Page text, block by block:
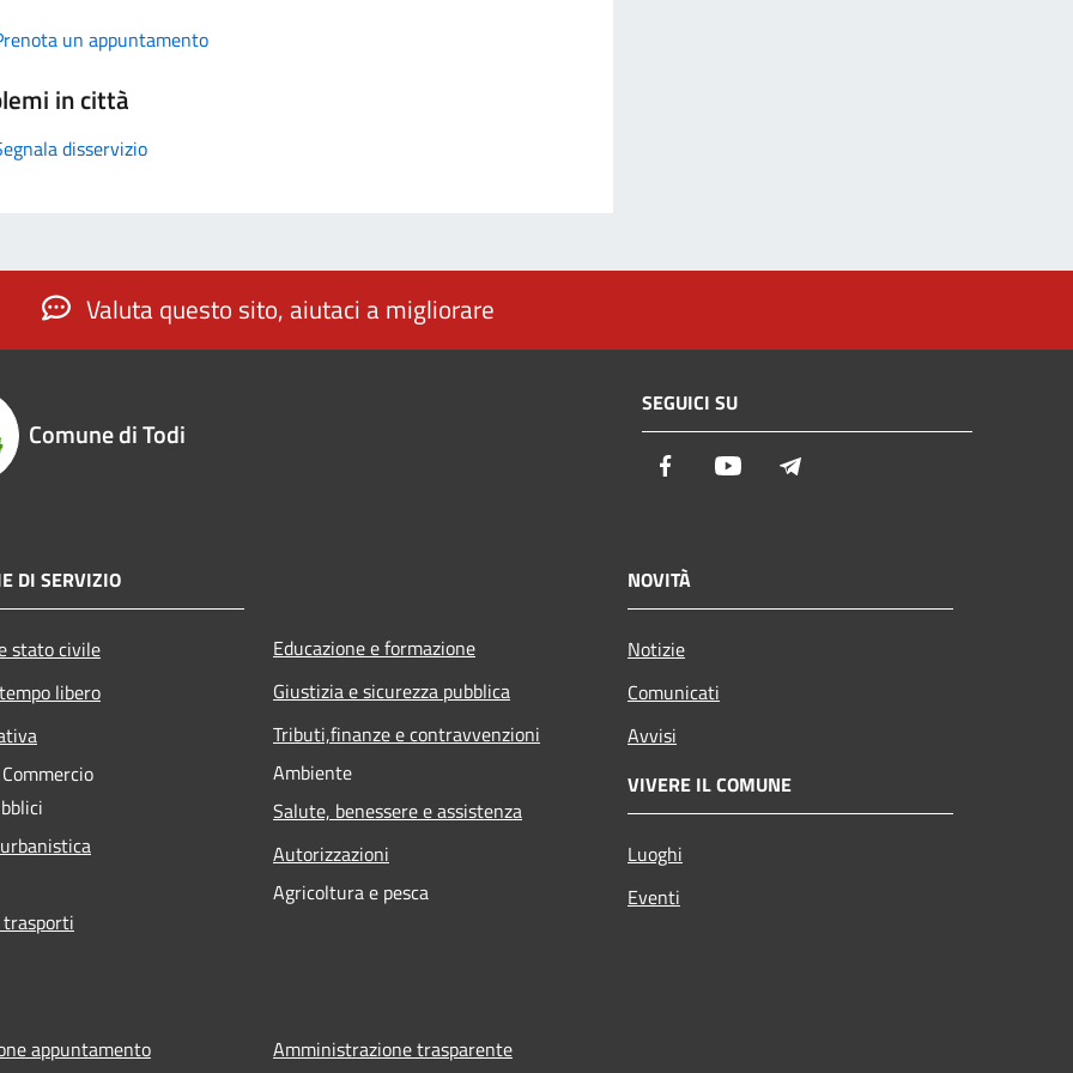
un appuntamento
in città
disservizio
Valuta questo sito, aiutaci a migliorare
Comune di Todi
SEGUICI SU
Facebook Youtube
DI SERVIZIO
stato civile
libero
Educazione e formazione
Giustizia e sicurezza pubblica
Tributi,finanze e contravvenzioni
Ambiente
Salute, benessere e assistenza
Autorizzazioni
Agricoltura e pesca
NOVITÀ
Notizie
Comunicati
Avvisi
VIVERE IL COMUNE
Luoghi
Eventi
appuntamento Amministrazione trasparente